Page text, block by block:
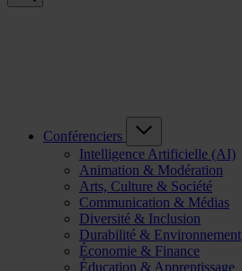
Conférenciers
Intelligence Artificielle (AI)
Animation & Modération
Arts, Culture & Société
Communication & Médias
Diversité & Inclusion
Durabilité & Environnement
Économie & Finance
Éducation & Apprentissage